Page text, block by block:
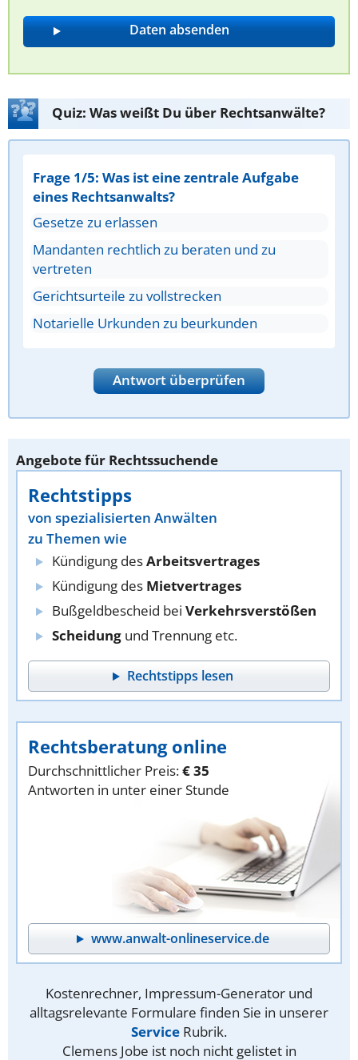
Quiz: Was weißt Du über Rechtsanwälte?
Frage 1/5: Was ist eine zentrale Aufgabe
eines Rechtsanwalts?
Gesetze zu erlassen
Mandanten rechtlich zu beraten und zu
vertreten
Gerichtsurteile zu vollstrecken
Notarielle Urkunden zu beurkunden
Antwort überprüfen
Angebote für Rechtssuchende
Rechtstipps
von spezialisierten Anwälten
zu Themen wie
Kündigung desArbeitsvertrages
Kündigung des Mietvertrages
Bußgeldbescheid bei Verkehrsverstößen
Scheidung und Trennung etc.
Rechtstipps lesen
Rechtsberatung online
Durchschnittlicher Preis:€ 35
Antworten in unter einer Stunde
www.anwalt-onlineservice.de
Kostenrechner, Impressum-Generator und
alltagsrelevante Formulare finden Sie in unserer
Service Rubrik.
Clemens Jobe ist noch nicht gelistet in